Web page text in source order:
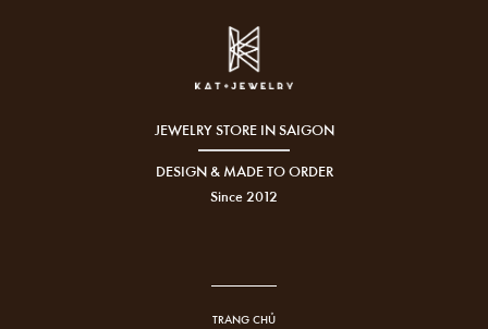
JEWELRY STORE IN SAIGON
DESIGN & MADE TO ORDER
Since 2012
TRANG CHỦ